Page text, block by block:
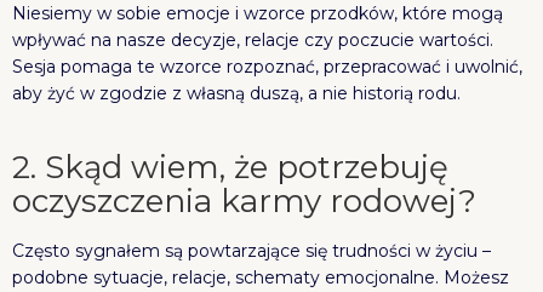
Niesiemy w sobie emocje i wzorce przodków, które mogą
wpływać na nasze decyzje, relacje czy poczucie wartości.
Sesja pomaga te wzorce rozpoznać, przepracować i uwolnić,
aby żyć w zgodzie z własną duszą, a nie historią rodu.
2. Skąd wiem, że potrzebuję
oczyszczenia karmy rodowej?
Często sygnałem są powtarzające się trudności w życiu –
podobne sytuacje, relacje, schematy emocjonalne. Możesz